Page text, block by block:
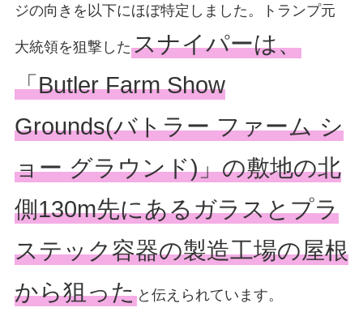
ジの向きを以下にほぼ特定しました。トランプ元
大統領を狙撃したスナイパーは、
「Butler Farm Show
Grounds(バトラー ファーム シ
ョー グラウンド)」の敷地の北
側130m先にあるガラスとプラ
ステック容器の製造工場の屋根
から狙ったと伝えられています。